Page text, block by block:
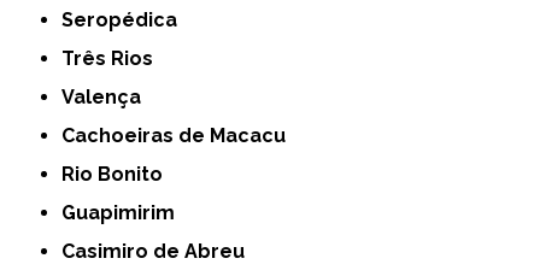
Seropédica
Três Rios
Valença
Cachoeiras de Macacu
Rio Bonito
Guapimirim
Casimiro de Abreu